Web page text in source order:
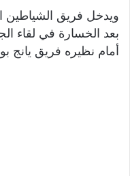
ويدخل فريق
بعد الخسارة في لقاء
أمام نظيره فريق يانج